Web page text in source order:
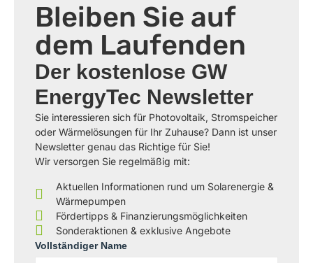
Bleiben Sie auf
dem Laufenden
Der kostenlose GW
EnergyTec Newsletter
Sie interessieren sich für Photovoltaik, Stromspeicher
oder Wärmelösungen für Ihr Zuhause? Dann ist unser
Newsletter genau das Richtige für Sie!
Wir versorgen Sie regelmäßig mit:
Aktuellen Informationen rund um Solarenergie &
Wärmepumpen
Fördertipps & Finanzierungsmöglichkeiten
Sonderaktionen & exklusive Angebote
Vollständiger Name